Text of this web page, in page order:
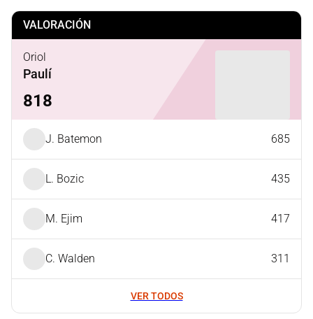
VALORACIÓN
Oriol
Paulí
818
J. Batemon 685
L. Bozic 435
M. Ejim 417
C. Walden 311
VER TODOS